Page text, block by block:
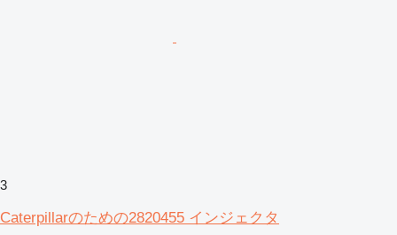
3
Caterpillarのための2820455 インジェクタ